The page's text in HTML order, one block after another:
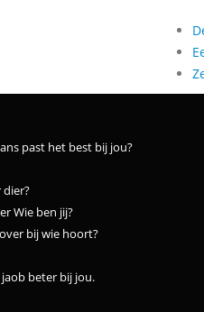
past het best bij jou?
dier?
Wie ben jij?
bij wie hoort?
beter bij jou.